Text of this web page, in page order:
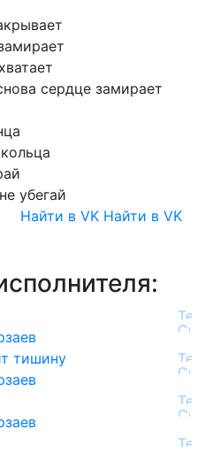
хватает
сердце замирает
кольца
не убегай
Найти в VK Найти в VK
тишину